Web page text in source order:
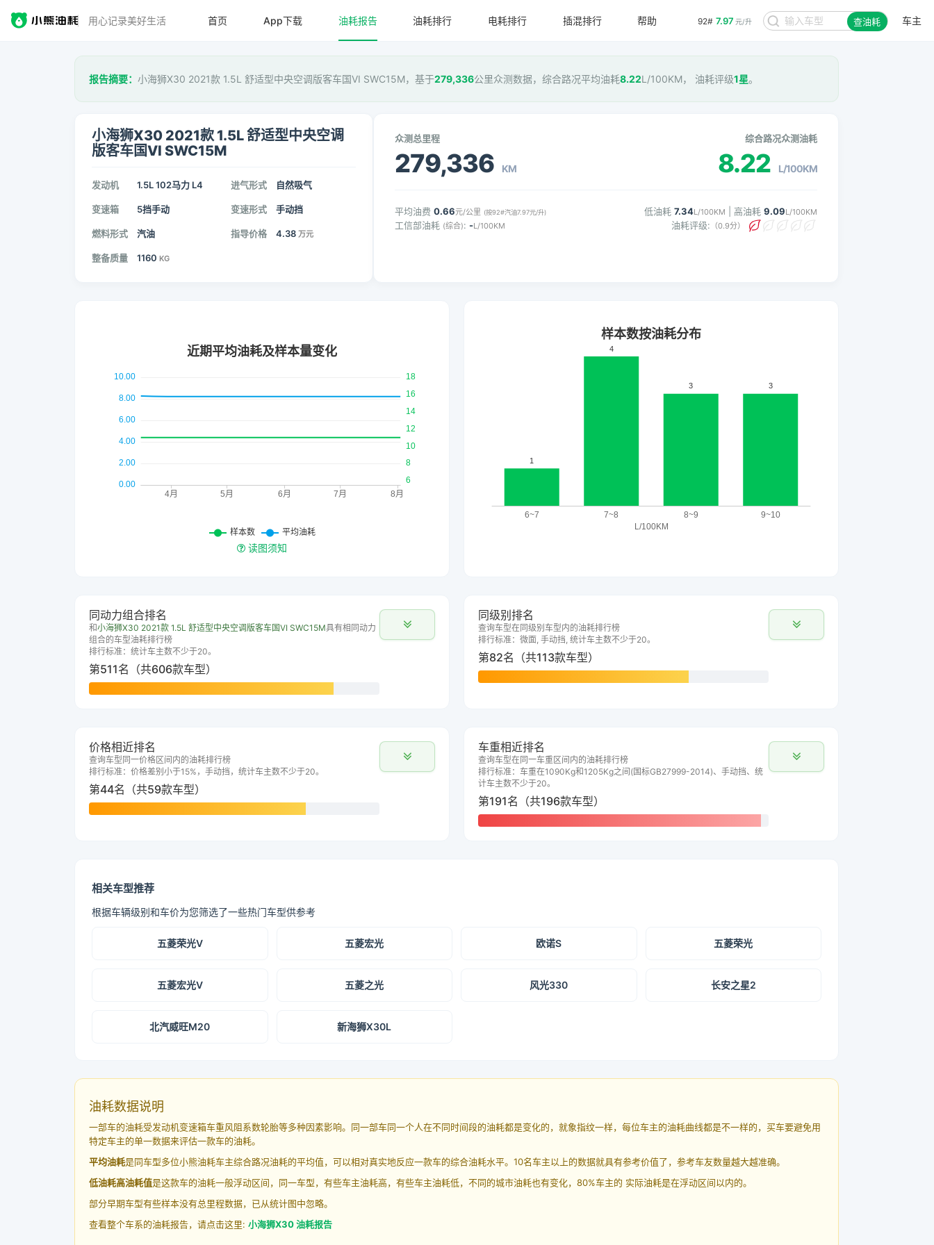
用心记录美好生活 92# 7.97 元/升 查油耗 车主
首页 App下载 油耗报告 油耗排行 电耗排行 插混排行 帮助
报告摘要： 小海狮X30 2021款 1.5L 舒适型中央空调版客车国VI SWC15M，基于279,336公里众测数据，综合路况平均油耗8.22L/100KM， 油耗评级1星。
小海狮X30 2021款 1.5L 舒适型中央空调
版客车国VI SWC15M
发动机 1.5L 102马力 L4 进气形式 自然吸气
变速箱 5挡手动 变速形式 手动挡
燃料形式 汽油 指导价格 4.38 万元
整备质量 1160 KG
众测总里程
279,336 KM
综合路况众测油耗
8.22 L/100KM
平均油费 0.66元/公里 (按92#汽油7.97元/升)
工信部油耗 (综合): -L/100KM
低油耗 7.34L/100KM | 高油耗 9.09L/100KM
油耗评级: （0.9分）
读图须知
同动力组合排名
和小海狮X30 2021款 1.5L 舒适型中央空调版客车国VI SWC15M具有相同动力
组合的车型油耗排行榜
排行标准：统计车主数不少于20。
第511名（共606款车型）
同级别排名
查询车型在同级别车型内的油耗排行榜
排行标准：微面, 手动挡, 统计车主数不少于20。
第82名（共113款车型）
价格相近排名
查询车型同一价格区间内的油耗排行榜
排行标准：价格差别小于15%，手动挡，统计车主数不少于20。
第44名（共59款车型）
车重相近排名
查询车型在同一车重区间内的油耗排行榜
排行标准：车重在1090Kg和1205Kg之间(国标GB27999-2014)、手动挡、统
计车主数不少于20。
第191名（共196款车型）
相关车型推荐
根据车辆级别和车价为您筛选了一些热门车型供参考
五菱荣光V 五菱宏光 欧诺S 五菱荣光
五菱宏光V 五菱之光 风光330 长安之星2
北汽威旺M20 新海狮X30L
油耗数据说明
一部车的油耗受发动机变速箱车重风阻系数轮胎等多种因素影响。同一部车同一个人在不同时间段的油耗都是变化的，就象指纹一样，每位车主的油耗曲线都是不一样的，买车要避免用
特定车主的单一数据来评估一款车的油耗。
平均油耗是同车型多位小熊油耗车主综合路况油耗的平均值，可以相对真实地反应一款车的综合油耗水平。10名车主以上的数据就具有参考价值了，参考车友数量越大越准确。
低油耗高油耗值是这款车的油耗一般浮动区间，同一车型，有些车主油耗高，有些车主油耗低，不同的城市油耗也有变化，80%车主的 实际油耗是在浮动区间以内的。
部分早期车型有些样本没有总里程数据，已从统计图中忽略。
查看整个车系的油耗报告，请点击这里: 小海狮X30 油耗报告